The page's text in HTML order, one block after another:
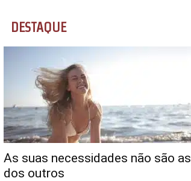
DESTAQUE
As suas necessidades não são as
dos outros